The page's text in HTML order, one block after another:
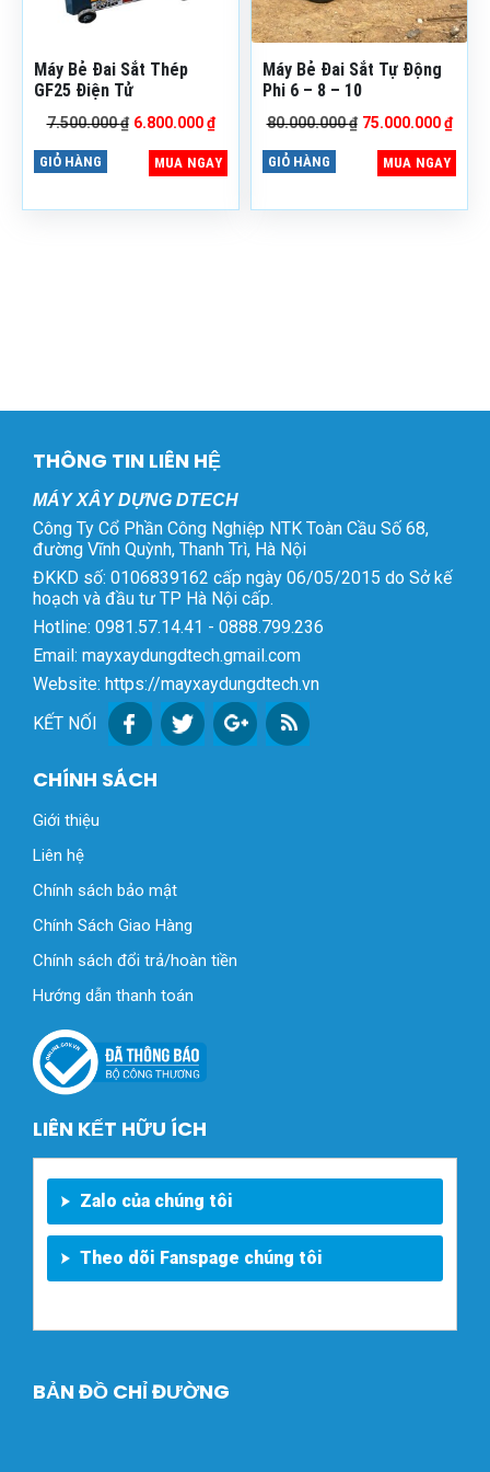
Máy Bẻ Đai Sắt Thép
GF25 Điện Tử
7.500.000₫ Giá
7.500.000 ₫.
6.800.000₫Giá
tại
là:
GIỎ HÀNG MUA NGAY
0981.57.1441 –
0888.799.236
68, đường Vĩnh Quỳnh, xã
Đại Thanh, TP. Hà Nội
Máy Bẻ Đai Sắt Tự Động
Phi 6 – 8 – 10
80.000.000₫ Giá
80.000.000 ₫.
75.000.000₫Giá
tại
là:
GIỎ HÀNG MUA NGAY
THÔNG TIN LIÊN HỆ
MÁY XÂY DỰNG DTECH
Công Ty Cổ Phần Công Nghiệp NTK Toàn Cầu Số 68,
đường Vĩnh Quỳnh, Thanh Trì, Hà Nội
ĐKKD số: 0106839162 cấp ngày 06/05/2015 do Sở kế
hoạch và đầu tư TP Hà Nội cấp.
Hotline: 0981.57.14.41 - 0888.799.236
Email: mayxaydungdtech.gmail.com
Website: https://mayxaydungdtech.vn
KẾT NỐI
CHÍNH SÁCH
Giới thiệu
Liên hệ
Chính sách bảo mật
Chính Sách Giao Hàng
Chính sách đổi trả/hoàn tiền
Hướng dẫn thanh toán
LIÊN KẾT HỮU ÍCH
Zalo của chúng tôi
Theo dõi Fanspage chúng tôi
BẢN ĐỒ CHỈ ĐƯỜNG